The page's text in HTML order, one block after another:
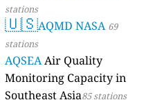
stations
🇺🇸AQMD NASA 69
stations
AQSEAAir Quality
Monitoring Capacity in
Southeast Asia85 stations